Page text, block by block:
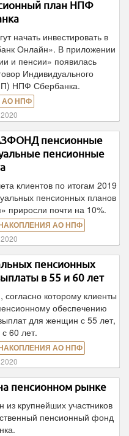
план НПФ
начать инвестировать в
Онлайн». В приложении
и пенсии» появилась
Индивидуального
НПФ Сбербанка.
АО НПФ
пенсионные
пенсионные
клиентов по итогам 2019
пенсионных планов
приросли почти на 10%.
АО НПФ
пенсионных
в 55 и 60 лет
которому клиенты
обеспечению
для женщин с 55 лет,
60 лет.
АО НПФ
пенсионном рынке
крупнейших участников
пенсионный фонд